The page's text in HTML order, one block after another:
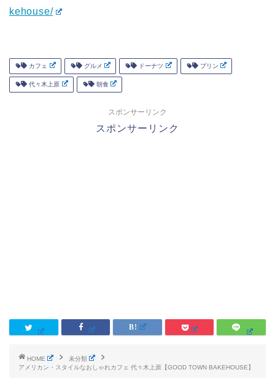
kehouse/
カフェ グルメ ドーナツ プリン
代々木上原 朝食
スポンサーリンク
スポンサーリンク
HOME
未分類
アメリカン・スタイルなおしゃれカフェ 代々木上原【GOOD TOWN BAKEHOUSE】